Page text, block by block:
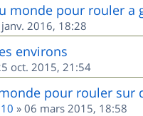
monde pour rouler a
2016, 18:28
environs
oct. 2015, 21:54
pour rouler sur
» 06 mars 2015, 18:58